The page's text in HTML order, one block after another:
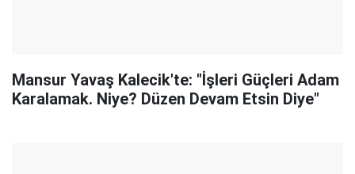
Mansur Yavaş Kalecik'te: "İşleri Güçleri Adam
Karalamak. Niye? Düzen Devam Etsin Diye"